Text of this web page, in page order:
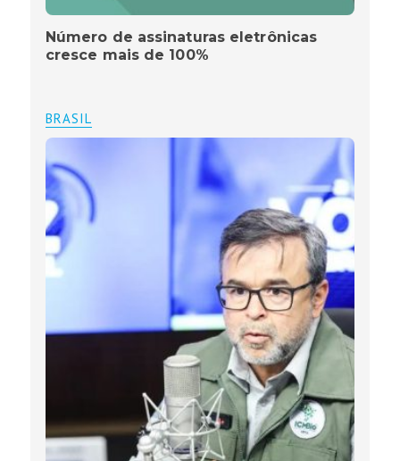
Número de assinaturas eletrônicas
cresce mais de 100%
BRASIL